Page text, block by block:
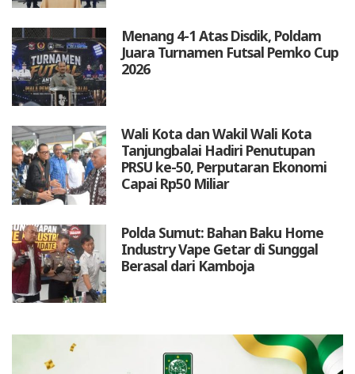
Menang 4-1 Atas Disdik, Poldam
Juara Turnamen Futsal Pemko Cup
2026
Wali Kota dan Wakil Wali Kota
Tanjungbalai Hadiri Penutupan
PRSU ke-50, Perputaran Ekonomi
Capai Rp50 Miliar
Polda Sumut: Bahan Baku Home
Industry Vape Getar di Sunggal
Berasal dari Kamboja